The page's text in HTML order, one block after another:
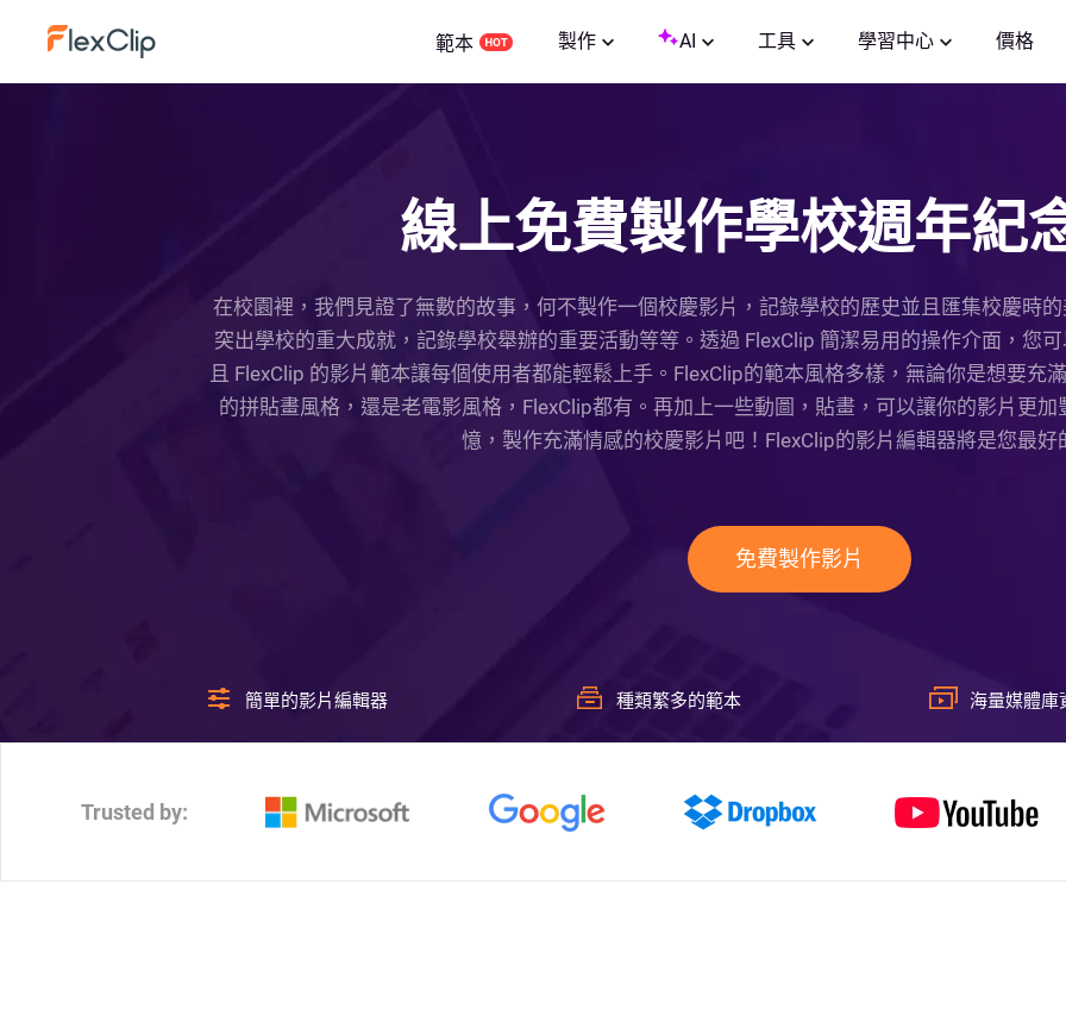
範本 製作 AI 工具 學習中心 價格
線上免費製作學校週年紀
在校園裡，我們見證了無數的故事，何不製作一個校慶影片，記錄學校的歷史並且匯集校慶時
突出學校的重大成就，記錄學校舉辦的重要活動等等。透過 FlexClip 簡潔易用的操作介面，您
且 FlexClip 的影片範本讓每個使用者都能輕鬆上手。FlexClip的範本風格多樣，無論你是想要充
的拼貼畫風格，還是老電影風格，FlexClip都有。再加上一些動圖，貼畫，可以讓你的影片更
憶，製作充滿情感的校慶影片吧！FlexClip的影片編輯器將是您最好
免費製作影片
簡單的影片編輯器 種類繁多的範本 海量媒體庫
Trusted by: